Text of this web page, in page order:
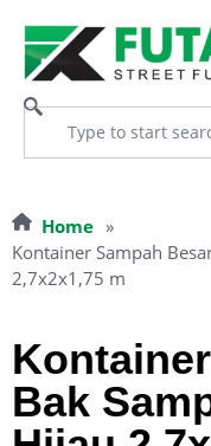
Home »
Kontainer Sampah
2,7x2x1,75 m
Bak